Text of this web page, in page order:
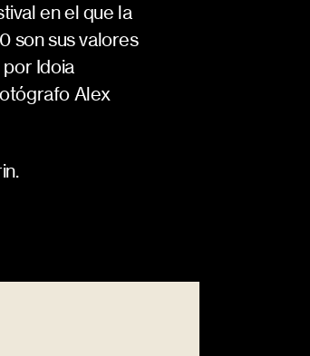
en el que la
son sus valores
Idoia
Alex